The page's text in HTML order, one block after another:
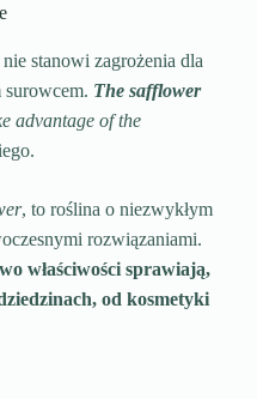
stanowi zagrożenia dla
The safflower
advantage of the
, to roślina o niezwykłym
rozwiązaniami.
właściwości sprawiają,
od kosmetyki